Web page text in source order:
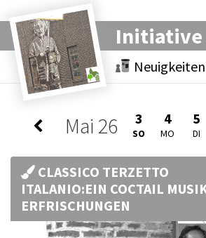
Initiative
Neuigkeiten
Mai 26 3
SO
4
MO
5
DI
CLASSICO TERZETTO
ITALANIO:EIN COCTAIL
ERFRISCHUNGEN